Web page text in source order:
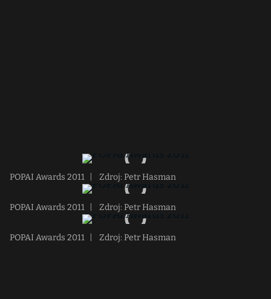
POPAI Awards 2011 Zdroj: Petr Hasman
POPAI Awards 2011 Zdroj: Petr Hasman
POPAI Awards 2011 Zdroj: Petr Hasman